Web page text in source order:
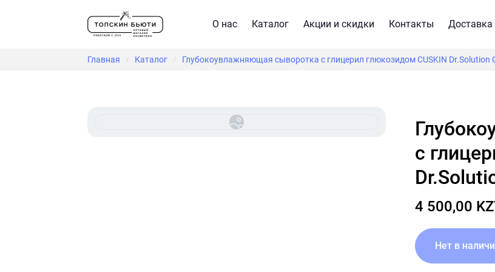
О нас Каталог Акции и скидки Контакты Доставка
Главная / Каталог / Глубокоувлажняющая сыворотка с глицерил глюкозидом CUSKIN Dr.Solution
Глубокоувлажняющая сыворотка
с
4 500,00
Нет в